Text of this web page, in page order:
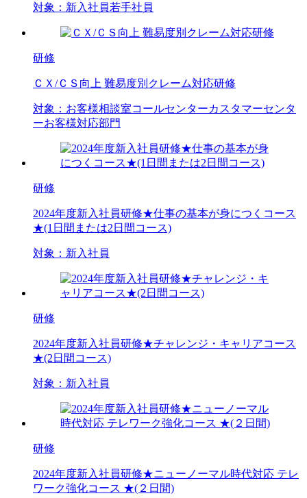
対象： 新入社員若手社員
研修
ＣＸ/ＣＳ向上 難易度別クレーム対応研修
対象： お客様相談室コールセンターカスタマーセンタ
ーお客様対応部門
研修
2024年度新入社員研修★仕事の基本が身につくコース
★(1日間または2日間コース)
対象： 新入社員
研修
2024年度新入社員研修★チャレンジ・キャリアコース
★(2日間コース)
対象： 新入社員
研修
2024年度新入社員研修★ニューノーマル時代対応 テレ
ワーク強化コース ★(２日間)